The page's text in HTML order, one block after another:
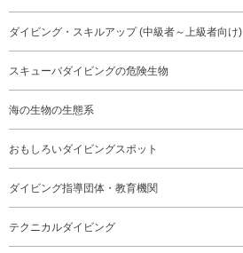
ダイビング・スキルアップ (中級者～上級者向け)
スキューバダイビングの危険生物
海の生物の生態系
おもしろいダイビングスポット
ダイビング指導団体・教育機関
テクニカルダイビング